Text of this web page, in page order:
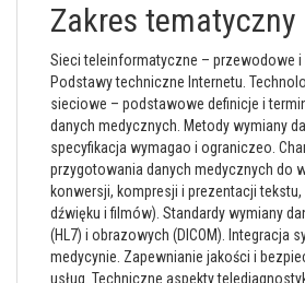
Zakres tematyczny
Sieci teleinformatyczne – przewodowe i
Podstawy techniczne Internetu.
sieciowe – podstawowe definicje i
danych medycznych. Metody wymiany
specyfikacja wymagao i ograniczeo.
przygotowania danych medycznych do
konwersji, kompresji i prezentacji tekstu,
dźwięku i filmów). Standardy wymiany
(HL7) i obrazowych (DICOM). Integracja
medycynie. Zapewnianie jakości i
usług. Techniczne aspekty